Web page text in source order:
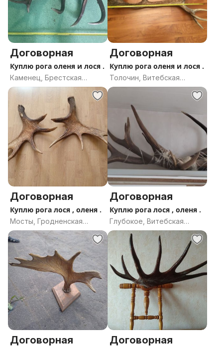
Договорная
Куплю рога оленя и лося .
Каменец, Брестская
область
Договорная
Куплю рога оленя и лося .
Толочин, Витебская
область
Договорная
Куплю рога лося , оленя .
Мосты, Гродненская
область
Договорная
Куплю рога лося , оленя .
Глубокое, Витебская
область
Договорная Договорная